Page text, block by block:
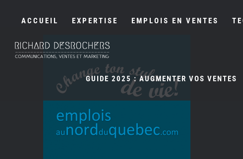
ACCUEIL EXPERTISE EMPLOIS EN VENTES
GUIDE 2025 : AUGMENTER VOS VENTES